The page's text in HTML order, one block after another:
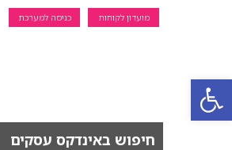
פתח סרגל נגישות
מועדון לקוחות כניסה למערכת
חיפוש באינדקס עסקים